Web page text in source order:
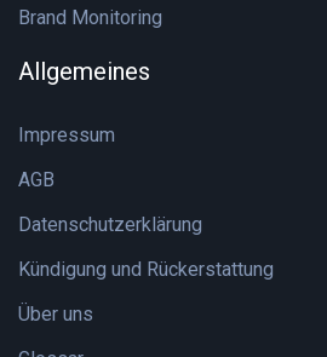
Brand Monitoring
Allgemeines
Impressum
AGB
Datenschutzerklärung
Kündigung und Rückerstattung
Über uns